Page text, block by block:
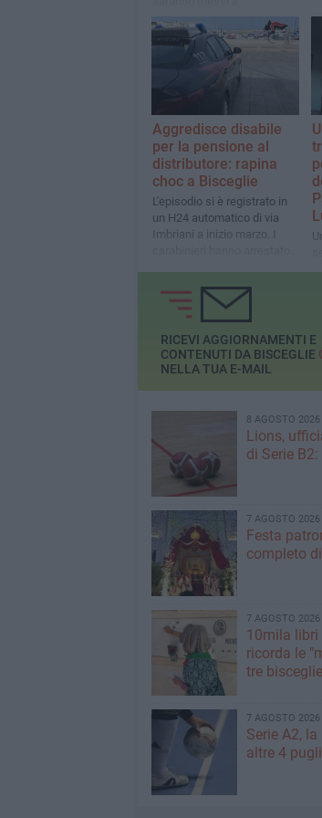
disposizione nei prossimi
giorni, dopo gli ultimi
adempimenti tecnici
Aggredisce disabile
per la pensione al
distributore: rapina
choc a Bisceglie
L'episodio si è registrato in
un H24 automatico di via
Imbriani a inizio marzo. I
e
RICEVI AGGIORNAMENTI E
CONTENUTI DA BISCEGLIE
NELLA TUA E-MAIL
8 AGOSTO 2026
Lions,
di Serie
7 AGOSTO 2026
Festa
completo
7 AGOSTO 2026
10mila libri
ricorda le
tre
7 AGOSTO 2026
Serie A2,
altre 4